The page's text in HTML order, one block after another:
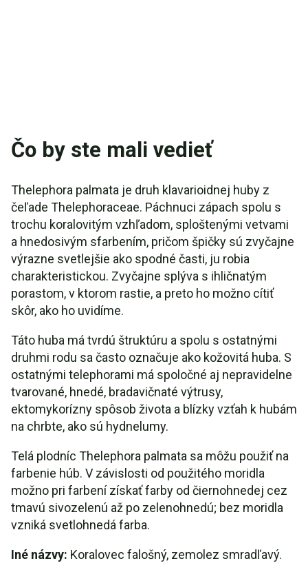
Čo by ste mali vedieť
Thelephora palmata je druh klavarioidnej huby z
čeľade Thelephoraceae. Páchnuci zápach spolu s
trochu koralovitým vzhľadom, sploštenými vetvami
a hnedosivým sfarbením, pričom špičky sú zvyčajne
výrazne svetlejšie ako spodné časti, ju robia
charakteristickou. Zvyčajne splýva s ihličnatým
porastom, v ktorom rastie, a preto ho možno cítiť
skôr, ako ho uvidíme.
Táto huba má tvrdú štruktúru a spolu s ostatnými
druhmi rodu sa často označuje ako kožovitá huba. S
ostatnými telephorami má spoločné aj nepravidelne
tvarované, hnedé, bradavičnaté výtrusy,
ektomykorízny spôsob života a blízky vzťah k hubám
na chrbte, ako sú hydnelumy.
Telá plodníc Thelephora palmata sa môžu použiť na
farbenie húb. V závislosti od použitého moridla
možno pri farbení získať farby od čiernohnedej cez
tmavú sivozelenú až po zelenohnedú; bez moridla
vzniká svetlohnedá farba.
Iné názvy: Koralovec falošný, zemolez smradľavý.